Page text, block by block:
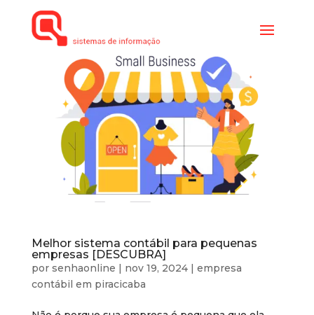
Melhor sistema contábil para pequenas
empresas [DESCUBRA]
por senhaonline nov 19, 2024| empresa
contábil em piracicaba